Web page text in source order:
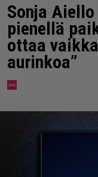
Sonja
pienellä
ottaa
aurinkoa”